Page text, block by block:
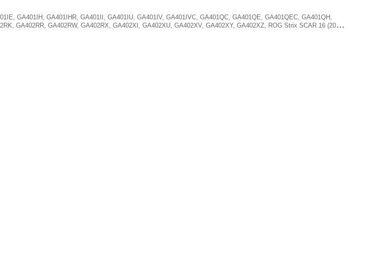
GA401IH, GA401IHR, GA401II, GA401IU, GA401IV, GA401IVC, GA401QC, GA401QE, GA401QEC, GA401QH,
GA402RR, GA402RW, GA402RX, GA402XI, GA402XU, GA402XV, GA402XY, GA402XZ, ROG Strix SCAR 16 (2025)
GA402